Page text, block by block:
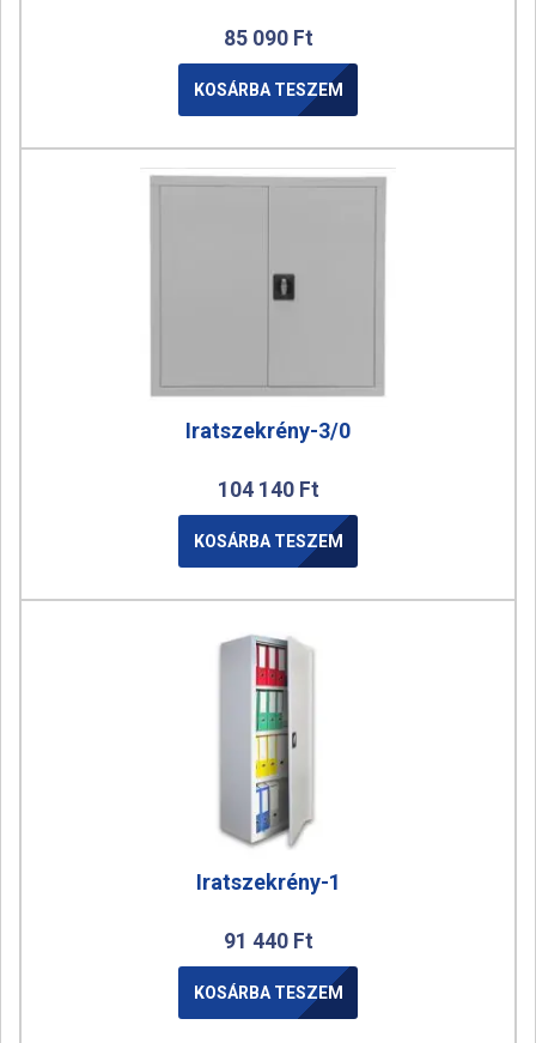
85 090 Ft
KOSÁRBA TESZEM
Iratszekrény-3/0
104 140 Ft
KOSÁRBA TESZEM
Iratszekrény-1
91 440 Ft
KOSÁRBA TESZEM